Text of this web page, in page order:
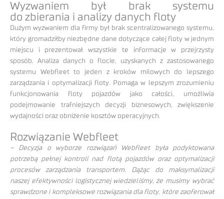
Wyzwaniem był brak systemu
do zbierania i analizy danych floty
Dużym wyzwaniem dla firmy był brak scentralizowanego systemu,
który gromadziłby niezbędne dane dotyczące całej floty w jednym
miejscu i prezentował wszystkie te informacje w przejrzysty
sposób. Analiza danych o flocie, uzyskanych z zastosowanego
systemu Webfleet to jeden z kroków milowych do lepszego
zarządzania i optymalizacji floty. Pomaga w lepszym zrozumieniu
funkcjonowania floty pojazdów jako całości, umożliwia
podejmowanie trafniejszych decyzji biznesowych, zwiększenie
wydajności oraz obniżenie kosztów operacyjnych.
Rozwiązanie Webfleet
– Decyzja o wyborze rozwiązań Webfleet była podyktowana
potrzebą pełnej kontroli nad flotą pojazdów oraz optymalizacji
procesów zarządzania transportem. Dążąc do maksymalizacji
naszej efektywności logistycznej wiedzieliśmy, że musimy wybrać
sprawdzone i kompleksowe rozwiązania dla floty, które zaoferował